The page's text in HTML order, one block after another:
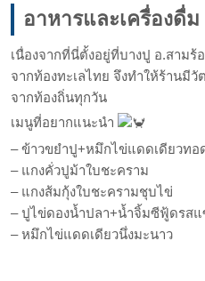
อาหารและเครื่องดื่ม
เนื่องจากที่นี่ตั้งอยู่ที่บางปู อ.สาม
จากท้องทะเลไทย จึงทำให้ร้านมี
จากท้องถิ่นทุกวัน
เมนูที่อยากแนะนำ
– ข้าวขยำปู+หมึกไข่แดดเดียวทอ
– แกงคั่วปูม้าใบชะคราม
– แกงส้มกุ้งใบชะครามชุบไข่
– ปูไข่ดองน้ำปลา+น้ำจิ้มซีฟู้ดรส
– หมึกไข่แดดเดียวนึ่งมะนาว